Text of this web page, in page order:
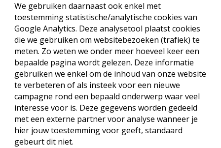
We gebruiken daarnaast ook enkel met
toestemming statistische/analytische cookies van
Google Analytics. Deze analysetool plaatst cookies
die we gebruiken om websitebezoeken (trafiek) te
meten. Zo weten we onder meer hoeveel keer een
bepaalde pagina wordt gelezen. Deze informatie
gebruiken we enkel om de inhoud van onze website
te verbeteren of als insteek voor een nieuwe
campagne rond een bepaald onderwerp waar veel
interesse voor is. Deze gegevens worden gedeeld
met een externe partner voor analyse wanneer je
hier jouw toestemming voor geeft, standaard
gebeurt dit niet.